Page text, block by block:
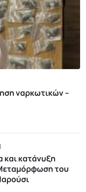
ναρκωτικών –
κατάνυξη
του